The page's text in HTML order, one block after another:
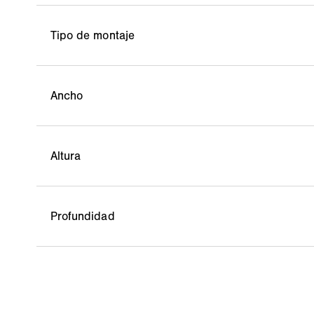
Tipo de montaje
Ancho
Altura
Profundidad